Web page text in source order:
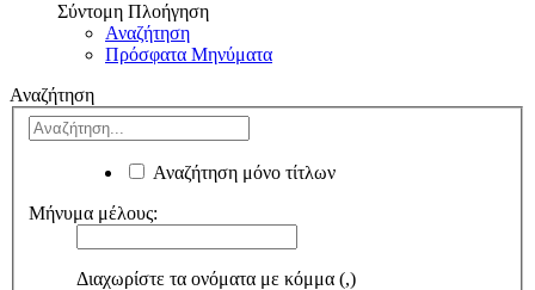
Σύντομη Πλοήγηση
Αναζήτηση
Πρόσφατα Μηνύματα
Αναζήτηση
Αναζήτηση μόνο τίτλων
Μήνυμα μέλους:
Διαχωρίστε τα ονόματα με κόμμα (,)